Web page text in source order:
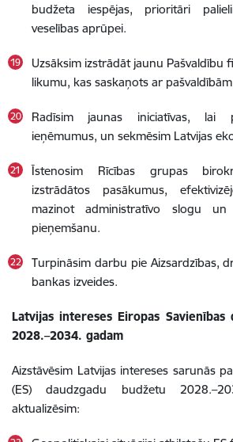
budžeta iespējas, prioritāri
veselības aprūpei.
Uzsāksim izstrādāt jaunu Pašvaldību
likumu, kas saskaņots ar
Radīsim jaunas iniciatīvas, lai
ieņēmumus, un sekmēsim Latvijas
Īstenosim Rīcības grupas
izstrādātos pasākumus,
mazinot administratīvo slogu
pieņemšanu.
Turpināsim darbu pie Aizsardzības,
bankas izveides.
Latvijas intereses Eiropas Savienības
2028.–2034. gadam
Aizstāvēsim Latvijas intereses sarunās
(ES) daudzgadu budžetu
aktualizēsim: